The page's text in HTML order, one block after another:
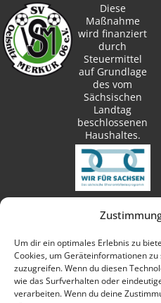
Um dir ein optimales Erlebnis zu
Cookies, um Geräteinformationen
zuzugreifen. Wenn du diesen
wie das Surfverhalten oder
verarbeiten. Wenn du deine
Diese
Maßnahme
wird finanziert
durch
Steuermittel
auf Grundlage
des vom
Sächsischen
Landtag
beschlossenen
Haushaltes.
techn.